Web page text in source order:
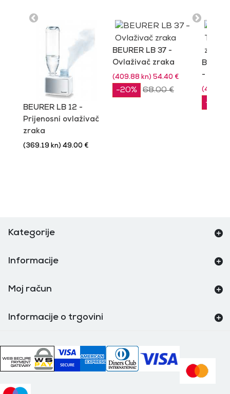
BEURER LB 12 -
Prijenosni ovlaživač
zraka
(369.19 kn) 49.00 €
BEURER LB 37 -
Ovlaživač zraka
(409.88 kn) 54.40 €
-20% 68.00 €
-
(409.88
-20%
Kategorije
Informacije
Moj račun
Informacije o trgovini